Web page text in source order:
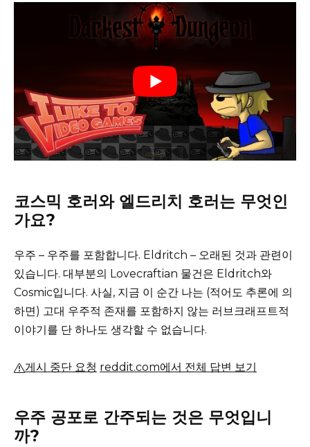
코스믹 호러와 엘드리치 호러는 무엇인
가요?
우주 – 우주를 포함합니다. Eldritch – 오래된 것과 관련이
있습니다. 대부분의 Lovecraftian 물건은 Eldritch와
Cosmic입니다. 사실, 지금 이 순간 나는 (적어도 추론에 의
하면) 고대 우주적 존재를 포함하지 않는 러브크래프트적
이야기를 단 하나도 생각할 수 없습니다.
게시 중단 요청 reddit.com에서 전체 답변 보기
우주 공포로 간주되는 것은 무엇입니
까?